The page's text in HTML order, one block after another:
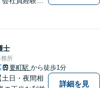
借金トラブ
さい。【企
【池袋駅5分】
士
所
要町駅 から徒歩1分
土日・夜間相
詳細を見